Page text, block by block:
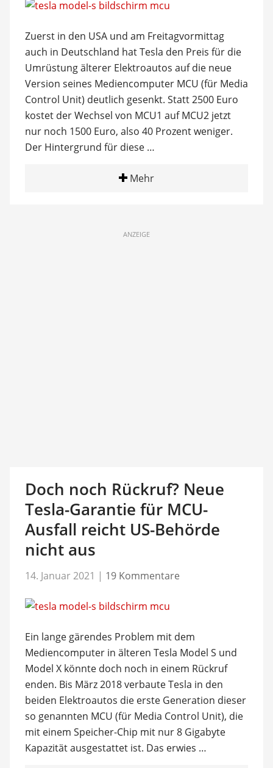
Zuerst in den USA und am Freitagvormittag
auch in Deutschland hat Tesla den Preis für die
Umrüstung älterer Elektroautos auf die neue
Version seines Mediencomputer MCU (für Media
Control Unit) deutlich gesenkt. Statt 2500 Euro
kostet der Wechsel von MCU1 auf MCU2 jetzt
nur noch 1500 Euro, also 40 Prozent weniger.
Der Hintergrund für diese …
Mehr
ANZEIGE
Doch noch Rückruf? Neue
Tesla-Garantie für MCU-
Ausfall reicht US-Behörde
nicht aus
14. Januar 2021 | 19 Kommentare
Ein lange gärendes Problem mit dem
Mediencomputer in älteren Tesla Model S und
Model X könnte doch noch in einem Rückruf
enden. Bis März 2018 verbaute Tesla in den
beiden Elektroautos die erste Generation dieser
so genannten MCU (für Media Control Unit), die
mit einem Speicher-Chip mit nur 8 Gigabyte
Kapazität ausgestattet ist. Das erwies …